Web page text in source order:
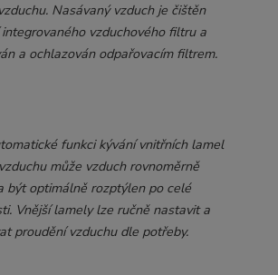
Nasávaný vzduch je čištěn
vzduchového filtru a
a ochlazován odpařovacím filtrem.
funkci kývání vnitřních lamel
může vzduch rovnoměrně
být optimálně rozptýlen po celé
Vnější lamely lze ručně nastavit a
proudění vzduchu dle potřeby.